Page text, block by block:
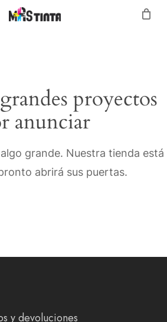
proyectos
anunciar
grande. Nuestra tienda está
abrirá sus puertas.
y devoluciones